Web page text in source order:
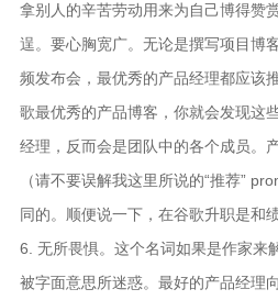
拿别人的辛苦劳动用来为自己博得赞
逞。要心胸宽广。无论是撰写项目博
频发布会，最优秀的产品经理都应该
歌最优秀的产品博客，你就会发现这
经理，反而会是团队中的各个成员。
（请不要误解我这里所说的“推荐”
同的。顺便说一下，在谷歌升职是和
6. 无所畏惧。这个名词如果是作家来
被字面意思所迷惑。最好的产品经理